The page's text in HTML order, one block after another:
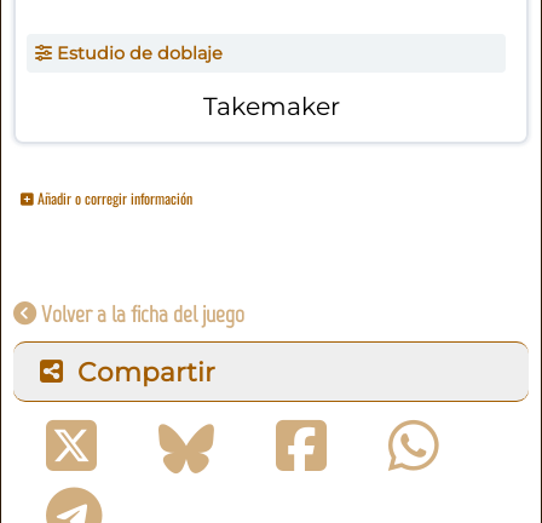
Estudio de doblaje
Takemaker
Añadir o corregir información
Volver a la ficha del juego
Compartir